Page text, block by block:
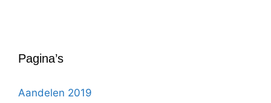
Pagina’s
Aandelen 2019